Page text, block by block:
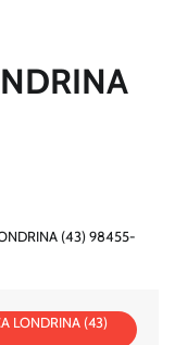
(43) 98455-
LONDRINA (43)